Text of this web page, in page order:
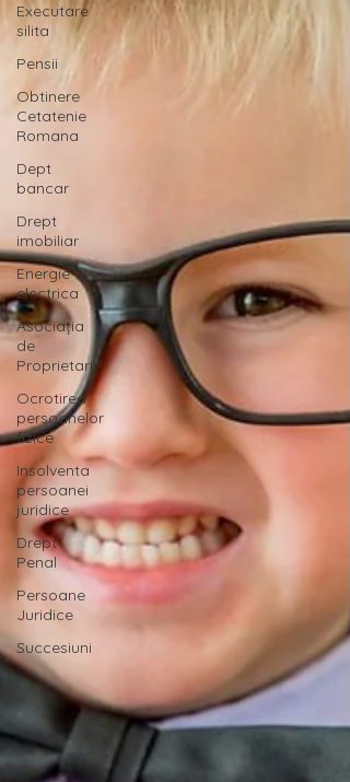
Executare
silita
Pensii
Obtinere
Cetatenie
Romana
Dept
bancar
Drept
imobiliar
Energie
electrica
Asociația
de
Proprietari
Ocrotirea
persoanelor
fizice
Insolventa
persoanei
juridice
Drept
Penal
Persoane
Juridice
Succesiuni